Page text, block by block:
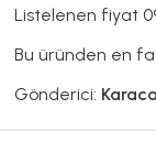
Listelenen fiyat
Bu üründen en
Gönderici: Karaca